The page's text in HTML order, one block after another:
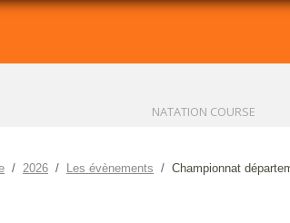
NATATION COURSE
2026 Les évènements Championnat